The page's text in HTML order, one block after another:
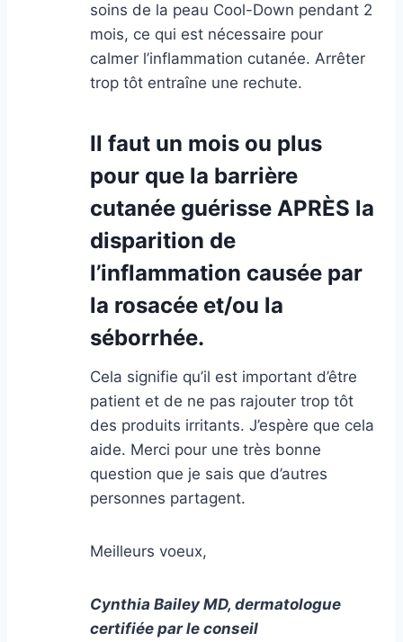
soins de la peau Cool-Down pendant 2
mois, ce qui est nécessaire pour
calmer l’inflammation cutanée. Arrêter
trop tôt entraîne une rechute.
Il faut un mois ou plus
pour que la barrière
cutanée guérisse APRÈS la
disparition de
l’inflammation causée par
la rosacée et/ou la
séborrhée.
Cela signifie qu’il est important d’être
patient et de ne pas rajouter trop tôt
des produits irritants. J’espère que cela
aide. Merci pour une très bonne
question que je sais que d’autres
personnes partagent.
Meilleurs voeux,
Cynthia Bailey MD, dermatologue
certifiée par le conseil